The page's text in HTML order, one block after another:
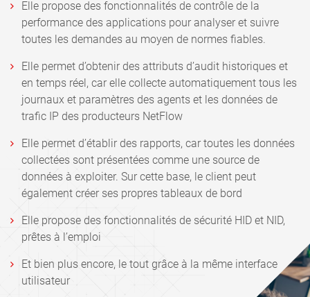
Elle propose des fonctionnalités de contrôle de la
performance des applications pour analyser et suivre
toutes les demandes au moyen de normes fiables.
Elle permet d’obtenir des attributs d’audit historiques et
en temps réel, car elle collecte automatiquement tous les
journaux et paramètres des agents et les données de
trafic IP des producteurs NetFlow
Elle permet d’établir des rapports, car toutes les données
collectées sont présentées comme une source de
données à exploiter. Sur cette base, le client peut
également créer ses propres tableaux de bord
Elle propose des fonctionnalités de sécurité HID et NID,
prêtes à l’emploi
Et bien plus encore, le tout grâce à la même interface
utilisateur